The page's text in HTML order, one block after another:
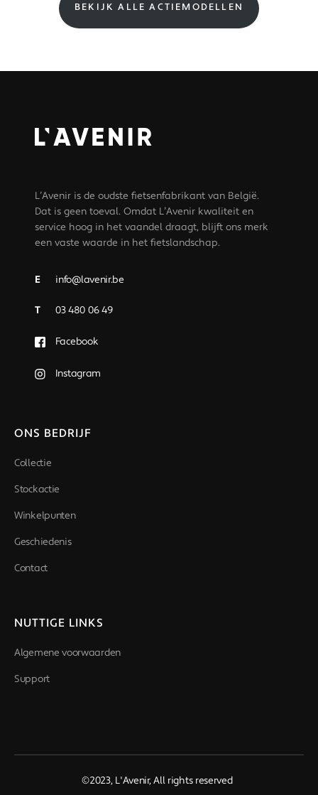
BEKIJK ALLE ACTIEMODELLEN
L’Avenir is de oudste fietsenfabrikant van België.
Dat is geen toeval. Omdat L’Avenir kwaliteit en
service hoog in het vaandel draagt, blijft ons merk
een vaste waarde in het fietslandschap.
E info@lavenir.be
T 03 480 06 49
Facebook
Instagram
ONS BEDRIJF
Collectie
Stockactie
Winkelpunten
Geschiedenis
Contact
NUTTIGE LINKS
Algemene voorwaarden
Support
©2023, L'Avenir, All rights reserved